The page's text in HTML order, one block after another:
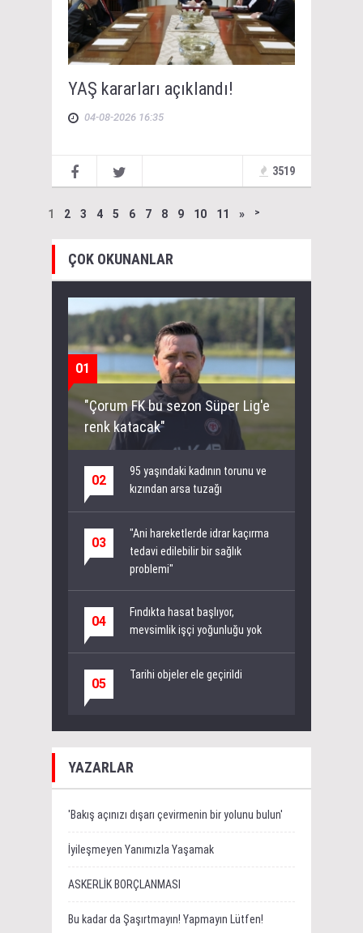
YAŞ kararları açıklandı!
04-08-2026 16:35
3519
1 2 3 4 5 6 7 8 9 10 11 » ˃
ÇOK OKUNANLAR
01
"Çorum FK bu sezon Süper Lig'e
renk katacak"
02
95 yaşındaki kadının torunu ve
kızından arsa tuzağı
03
"Ani hareketlerde idrar kaçırma
tedavi edilebilir bir sağlık
problemi"
04
Fındıkta hasat başlıyor,
mevsimlik işçi yoğunluğu yok
05
Tarihi objeler ele geçirildi
YAZARLAR
'Bakış açınızı dışarı çevirmenin bir yolunu bulun'
İyileşmeyen Yanımızla Yaşamak
ASKERLİK BORÇLANMASI
Bu kadar da Şaşırtmayın! Yapmayın Lütfen!